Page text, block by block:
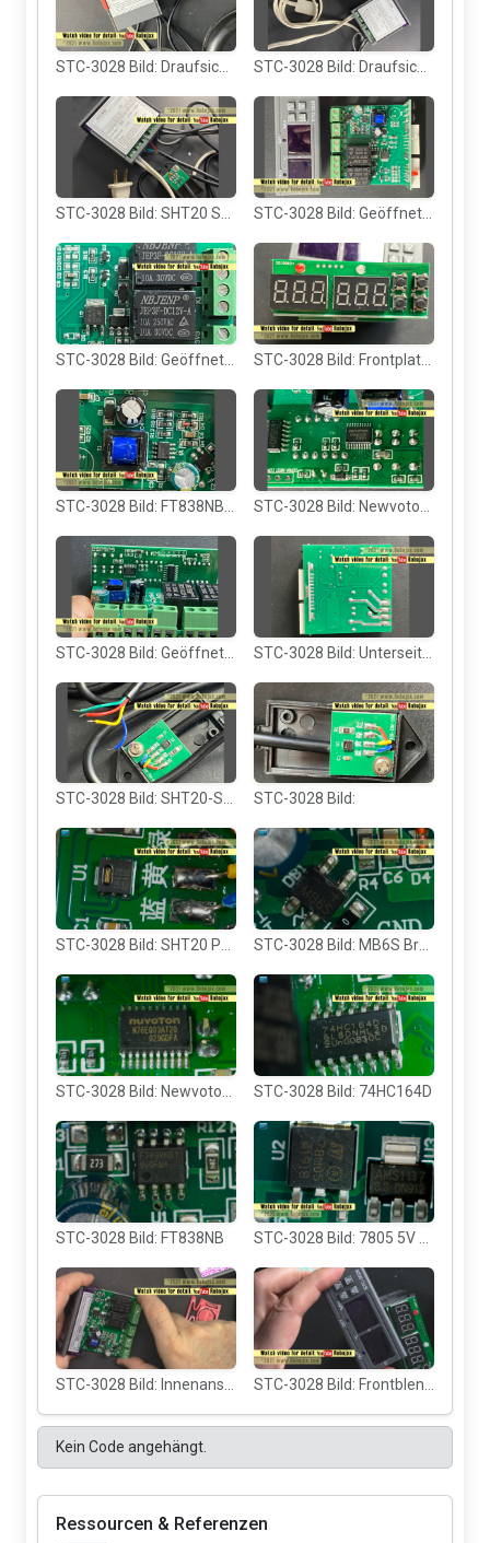
STC-3028 Bild: Draufsicht mit angeschlossenem Sensor STC-3028 Bild: Draufsicht mit angeschlossenem AC-Netzkabel
STC-3028 Bild: SHT20-Sensor und Drähte STC-3028 Bild:
STC-3028 Bild: 74HC164D
STC-3028 Bild: FT838NB
Kein Code angehängt.
Ressourcen & Referenzen